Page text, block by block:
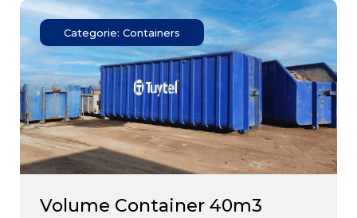
Categorie: Containers
Volume Container 40m3